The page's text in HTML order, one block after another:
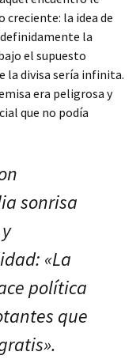
creciente: la idea de
la
el supuesto
la divisa sería infinita.
era peligrosa y
que no podía
sonrisa
«La
política
que